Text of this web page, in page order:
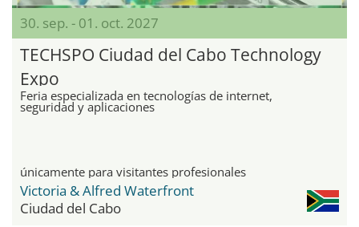
30. sep. - 01. oct. 2027
TECHSPO Ciudad del Cabo Technology
Expo
Feria especializada en tecnologías de internet,
seguridad y aplicaciones
únicamente para visitantes profesionales
Victoria & Alfred Waterfront
Ciudad del Cabo